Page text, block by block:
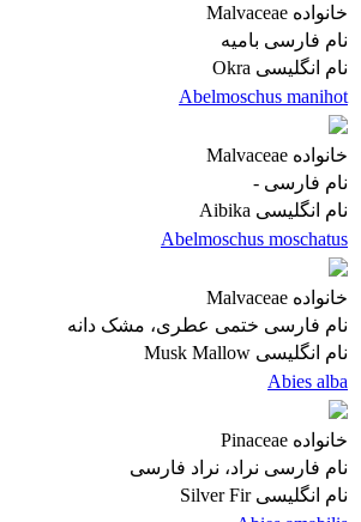
خانواده Malvaceae
نام فارسی بامیه
نام انگلیسی Okra
Abelmoschus manihot
خانواده Malvaceae
نام فارسی -
نام انگلیسی Aibika
Abelmoschus moschatus
خانواده Malvaceae
نام فارسی ختمی عطری، مشک دانه
نام انگلیسی Musk Mallow
Abies alba
خانواده Pinaceae
نام فارسی نراد، نراد فارسی
نام انگلیسیSilver Fir